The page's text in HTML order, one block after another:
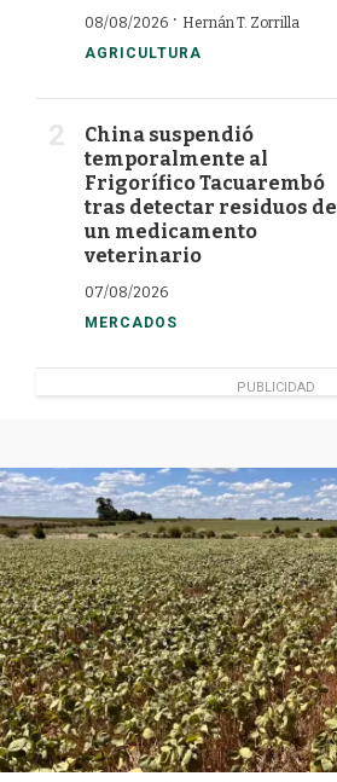
08/08/2026 · Hernán T. Zorrilla
AGRICULTURA
China suspendió
temporalmente al
Frigorífico Tacuarembó
tras detectar residuos de
un medicamento
veterinario
07/08/2026
MERCADOS
PUBLICIDAD